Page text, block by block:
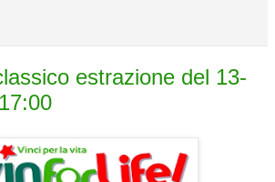
estrazione del 13-